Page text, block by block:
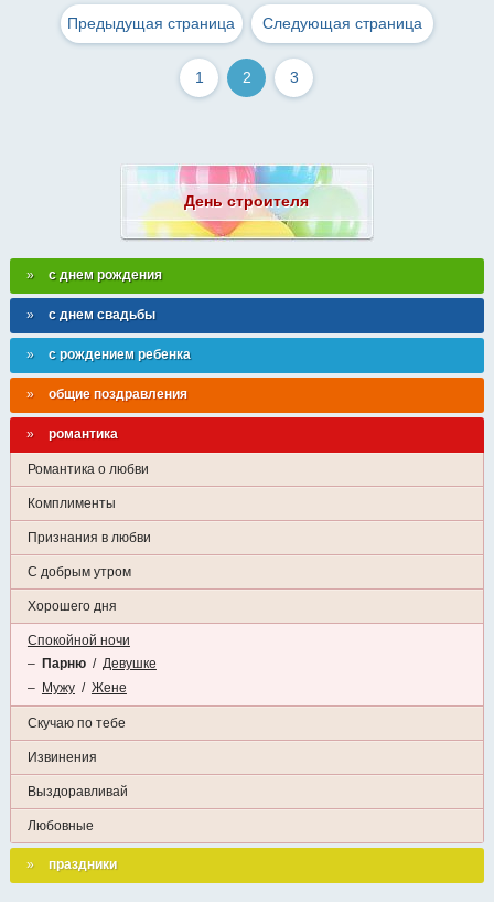
Предыдущая страница Следующая страница
1 2 3
День строителя
с днем рождения
с днем свадьбы
с рождением ребенка
общие поздравления
романтика
Романтика о любви
Комплименты
Признания в любви
С добрым утром
Хорошего дня
Спокойной ночи
– Парню/ Девушке
– Мужу/ Жене
Скучаю по тебе
Извинения
Выздоравливай
Любовные
праздники